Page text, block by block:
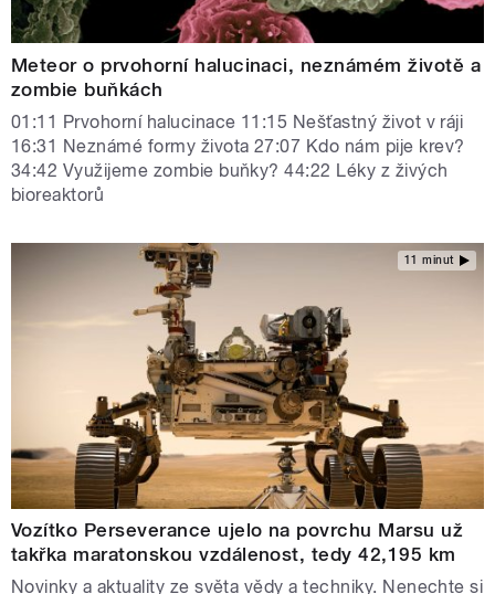
Meteor o prvohorní halucinaci, neznámém životě a
zombie buňkách
01:11 Prvohorní halucinace 11:15 Nešťastný život v ráji
16:31 Neznámé formy života 27:07 Kdo nám pije krev?
34:42 Využijeme zombie buňky? 44:22 Léky z živých
bioreaktorů
11 minut
Vozítko Perseverance ujelo na povrchu Marsu už
takřka maratonskou vzdálenost, tedy 42,195 km
Novinky a aktuality ze světa vědy a techniky. Nenechte si